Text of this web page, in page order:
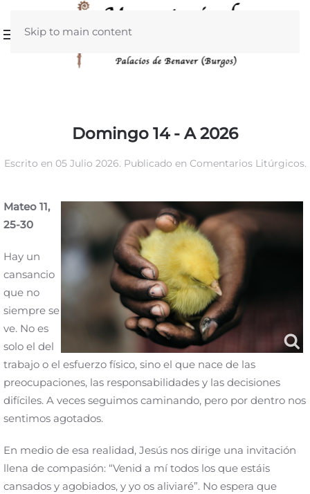
Skip to main content
Domingo 14 - A 2026
Escrito en 05 Julio 2026. Publicado en Comentarios Litúrgicos.
Mateo 11,
25-30
Hay un
cansancio
que no
siempre se
ve. No es
solo el del
trabajo o el esfuerzo físico, sino el que nace de las
preocupaciones, las responsabilidades y las decisiones
difíciles. A veces seguimos caminando, pero por dentro nos
sentimos agotados.
En medio de esa realidad, Jesús nos dirige una invitación
llena de compasión: “Venid a mí todos los que estáis
cansados y agobiados, y yo os aliviaré”. No espera que